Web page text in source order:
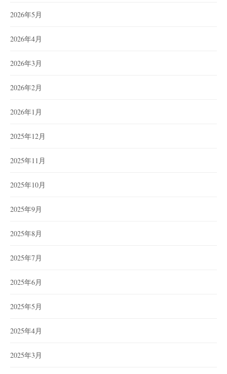
2026年5月
2026年4月
2026年3月
2026年2月
2026年1月
2025年12月
2025年11月
2025年10月
2025年9月
2025年8月
2025年7月
2025年6月
2025年5月
2025年4月
2025年3月